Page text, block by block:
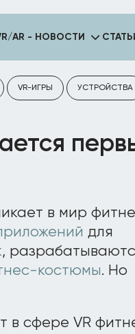
AR - НОВОСТИ
VR-ИГРЫ УСТРОЙСТВА
в мир
для
,
костюмы. Но
в сфере VR